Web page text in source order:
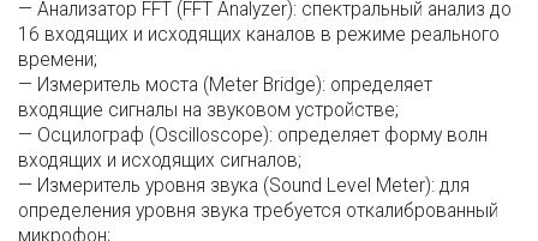
— Анализатор FFT (FFT Analyzer): спектральный анализ до
16 входящих и исходящих каналов в режиме реального
времени;
— Измеритель моста (Meter Bridge): определяет
входящие сигналы на звуковом устройстве;
— Осцилограф (Oscilloscope): определяет форму волн
входящих и исходящих сигналов;
— Измеритель уровня звука (Sound Level Meter): для
определения уровня звука требуется откалиброванный
микрофон;